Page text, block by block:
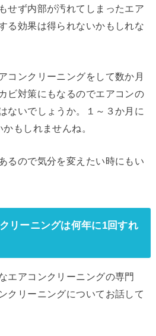
せず内部が汚れてしまったエア
る効果は得られないかもしれな
コンクリーニングをして数か月
ビ対策にもなるのでエアコンの
ないでしょうか。１～３か月に
もしれませんね。
るので気分を変えたい時にもい
リーニングは何年に1回すれ
エアコンクリーニングの専門
クリーニングについてお話して